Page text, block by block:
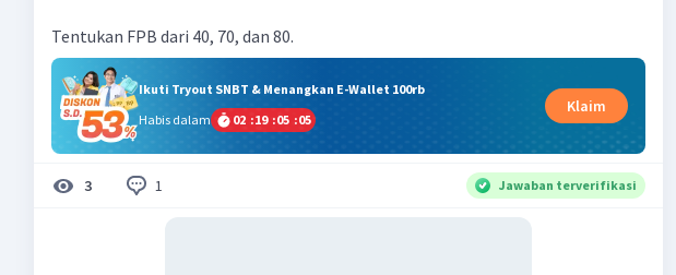
Tentukan FPB dari 40, 70, dan 80.
Ikuti Tryout SNBT & Menangkan E-Wallet 100rb
Habis dalam
02 :19 :05 :04
Klaim
3 1 Jawaban terverifikasi